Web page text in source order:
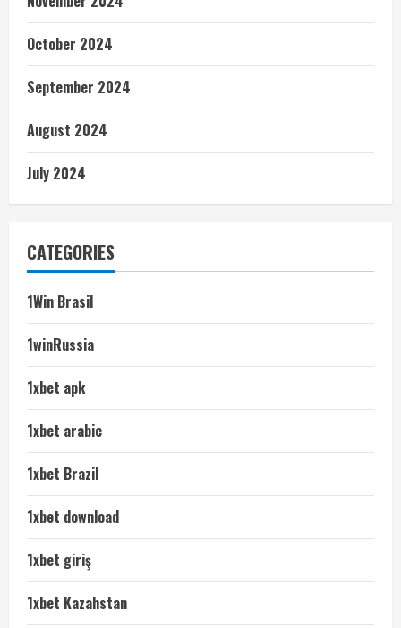
October 2024
September 2024
August 2024
July 2024
CATEGORIES
1Win Brasil
1winRussia
1xbet apk
1xbet arabic
1xbet Brazil
1xbet download
1xbet giriş
1xbet Kazahstan